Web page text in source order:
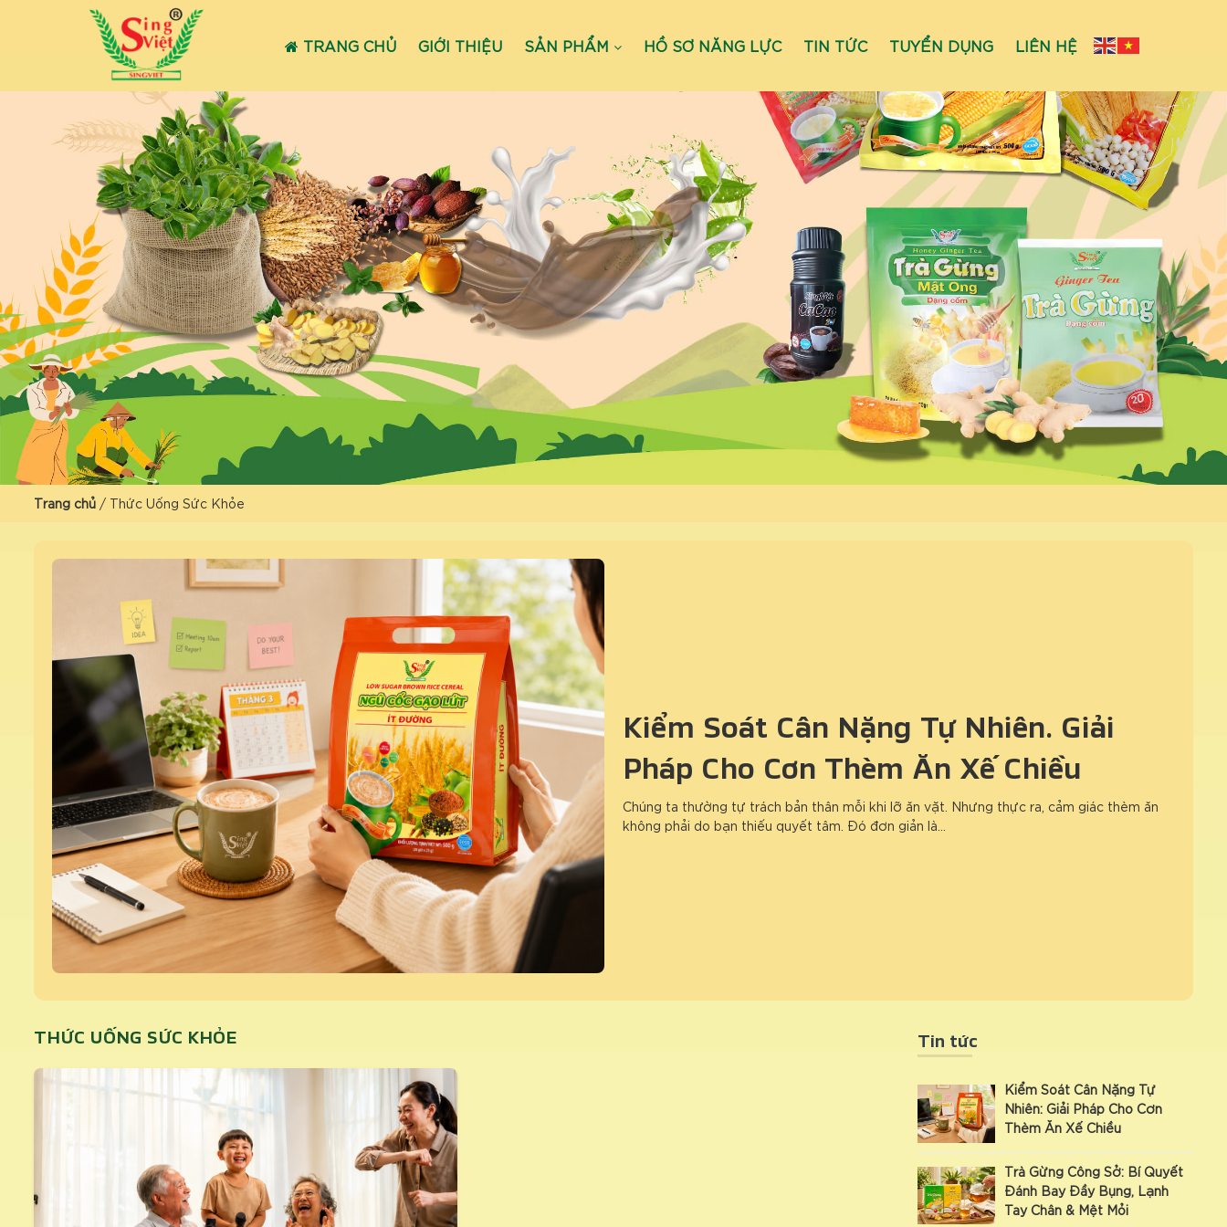
TRANG CHỦ GIỚI THIỆU SẢN PHẨM HỒ SƠ NĂNG LỰC TIN TỨC TUYỂN DỤNG LIÊN HỆ
Trang chủ / Thức Uống Sức Khỏe
Kiểm Soát Cân Nặng Tự Nhiên: Giải
Pháp Cho Cơn Thèm Ăn Xế Chiều
Chúng ta thường tự trách bản thân mỗi khi lỡ ăn vặt. Nhưng thực ra, cảm giác thèm ăn
không phải do bạn thiếu quyết tâm. Đó đơn giản là…
THỨC UỐNG SỨC KHỎE Tin tức
Kiểm Soát Cân Nặng Tự
Nhiên: Giải Pháp Cho Cơn
Thèm Ăn Xế Chiều
Trà Gừng Công Sở: Bí Quyết
Đánh Bay Đầy Bụng, Lạnh
Tay Chân & Mệt Mỏi